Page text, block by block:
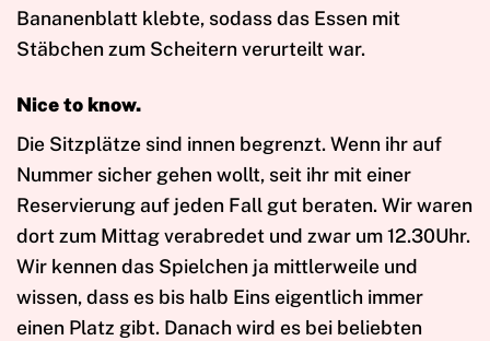
Bananenblatt klebte, sodass das Essen mit
Stäbchen zum Scheitern verurteilt war.
Nice to know.
Die Sitzplätze sind innen begrenzt. Wenn ihr auf
Nummer sicher gehen wollt, seit ihr mit einer
Reservierung auf jeden Fall gut beraten. Wir waren
dort zum Mittag verabredet und zwar um 12.30Uhr.
Wir kennen das Spielchen ja mittlerweile und
wissen, dass es bis halb Eins eigentlich immer
einen Platz gibt. Danach wird es bei beliebten